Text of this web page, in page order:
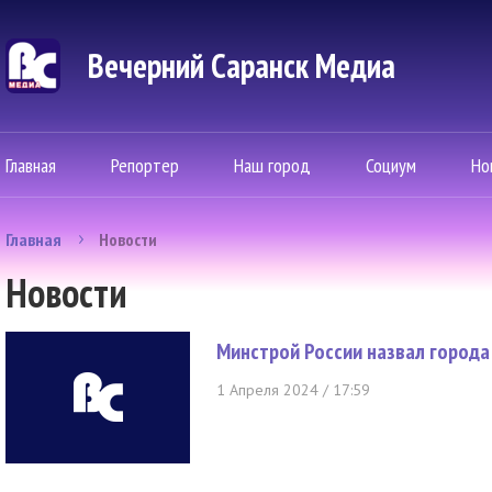
Вечерний Саранск Mедиа
Главная Репортер Наш город Социум
Главная Новости
Новости
Минстрой России назвал
1 Апреля 2024 / 17:59